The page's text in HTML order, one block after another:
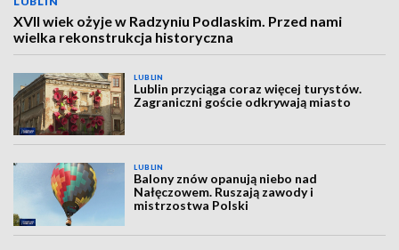
XVII wiek ożyje w Radzyniu Podlaskim. Przed nami
wielka rekonstrukcja historyczna
LUBLIN
Lublin przyciąga coraz więcej turystów.
Zagraniczni goście odkrywają miasto
LUBLIN
Balony znów opanują niebo nad
Nałęczowem. Ruszają zawody i
mistrzostwa Polski